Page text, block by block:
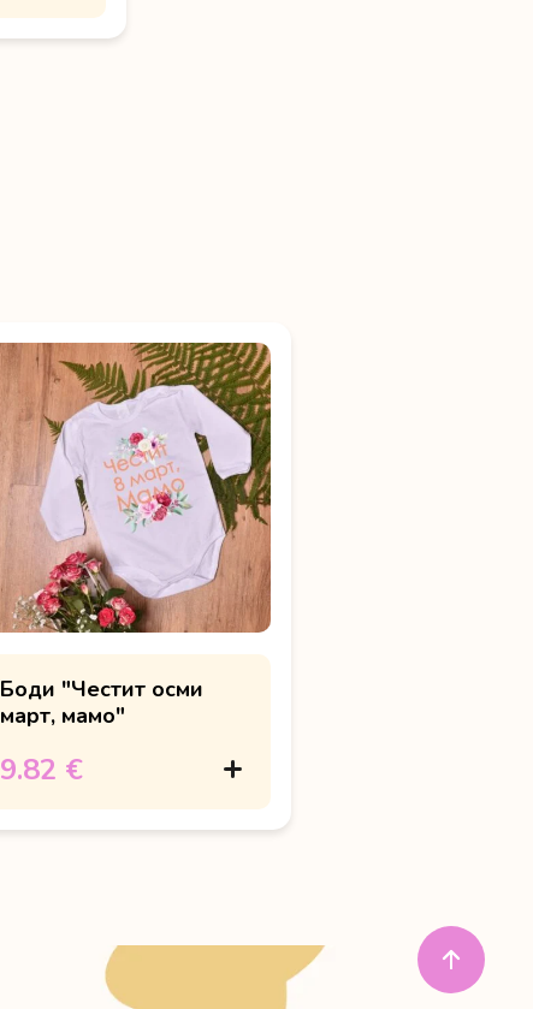
Боди "Честит осми
март, мамо"
9.82 €